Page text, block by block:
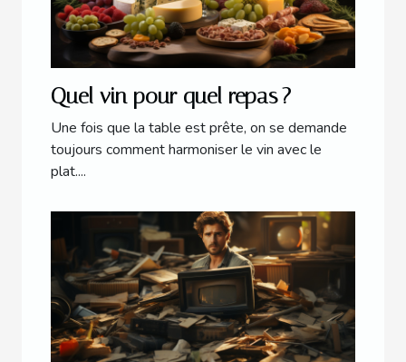
Quel vin pour quel repas ?
Une fois que la table est prête, on se demande
toujours comment harmoniser le vin avec le
plat....